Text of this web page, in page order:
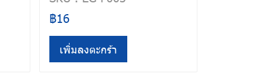
฿16
เพิ่มลงตะกร้า